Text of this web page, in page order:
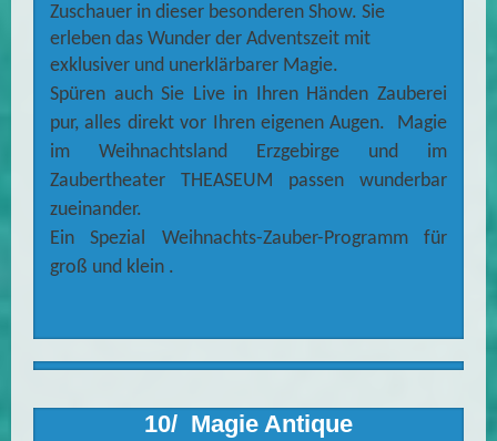
Zuschauer in dieser besonderen Show. Sie
erleben das Wunder der Adventszeit mit
exklusiver und unerklärbarer Magie.
Spüren auch Sie Live in Ihren Händen Zauberei
pur, alles direkt vor Ihren eigenen Augen. Magie
im Weihnachtsland Erzgebirge und im
Zaubertheater THEASEUM passen wunderbar
zueinander.
Ein Spezial Weihnachts-Zauber-Programm für
groß und klein .
10/ Magie Antique